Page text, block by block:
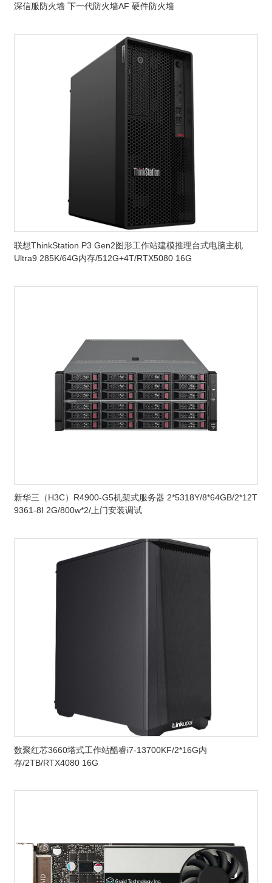
深信服防火墙 下一代防火墙AF 硬件防火墙
联想ThinkStation P3 Gen2图形工作站建模推理台式电脑主机
Ultra9 285K/64G内存/512G+4T/RTX5080 16G
新华三（H3C）R4900-G5机架式服务器 2*5318Y/8*64GB/2*12T
9361-8I 2G/800w*2/上门安装调试
数聚红芯3660塔式工作站酷睿i7-13700KF/2*16G内
存/2TB/RTX4080 16G